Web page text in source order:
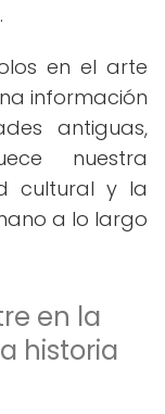
en el arte
información
antiguas,
nuestra
cultural y la
a lo largo
en la
historia